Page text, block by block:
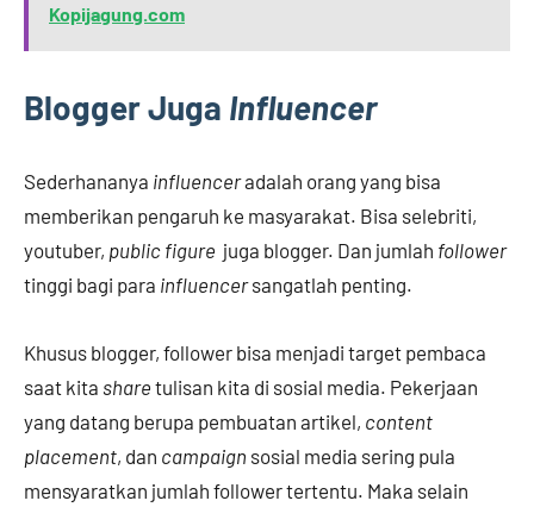
Kopijagung.com
Blogger Juga Influencer
Sederhananya influenceradalah orang yang bisa
memberikan pengaruh ke masyarakat. Bisa selebriti,
youtuber, public figure juga blogger. Dan jumlah follower
tinggi bagi para influencersangatlah penting.
Khusus blogger, follower bisa menjadi target pembaca
saat kita share tulisan kita di sosial media. Pekerjaan
yang datang berupa pembuatan artikel, content
placement, dan campaign sosial media sering pula
mensyaratkan jumlah follower tertentu. Maka selain